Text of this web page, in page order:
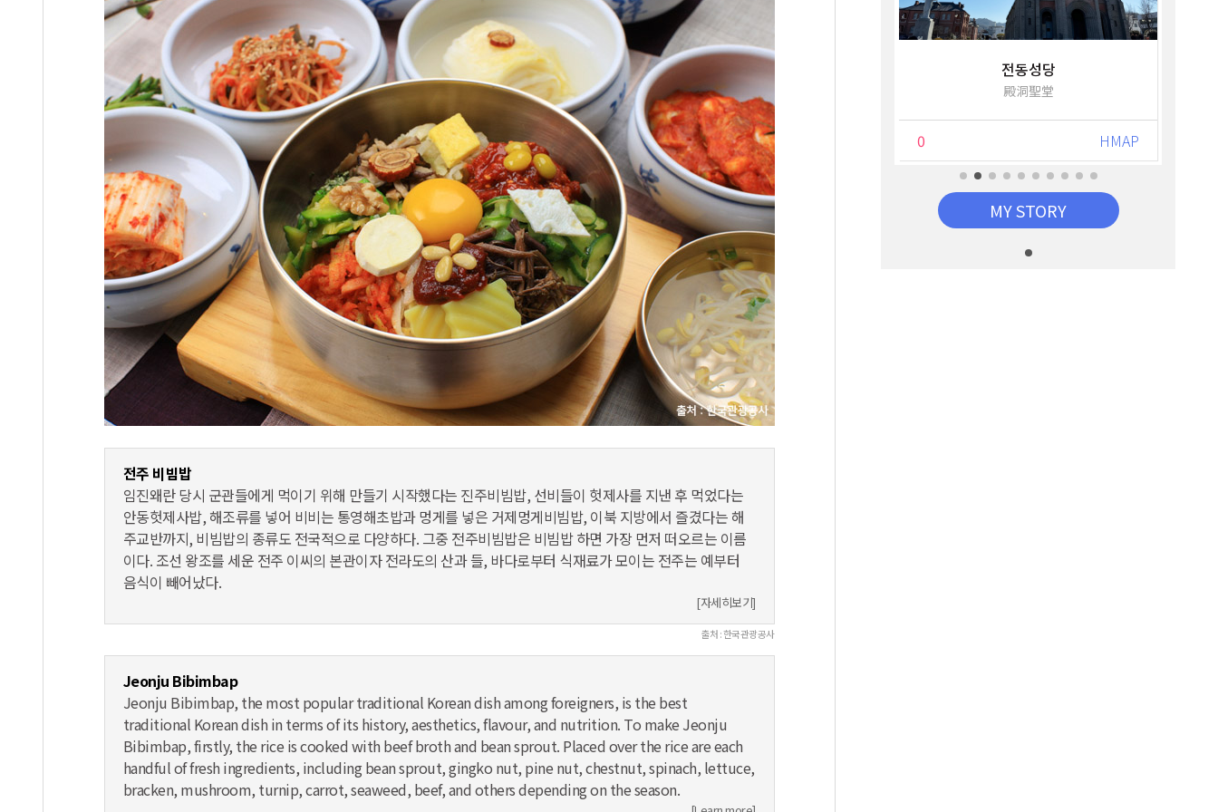
전주 비빔밥
임진왜란 당시 군관들에게 먹이기 위해 만들기 시작했다는 진주비빔밥, 선비들이 헛제사를 지낸 후 먹었다는
안동헛제사밥, 해조류를 넣어 비비는 통영해초밥과 멍게를 넣은 거제멍게비빔밥, 이북 지방에서 즐겼다는 해
주교반까지, 비빔밥의 종류도 전국적으로 다양하다. 그중 전주비빔밥은 비빔밥 하면 가장 먼저 떠오르는 이름
이다. 조선 왕조를 세운 전주 이씨의 본관이자 전라도의 산과 들, 바다로부터 식재료가 모이는 전주는 예부터
음식이 빼어났다.
[자세히보기]
출처 : 한국관광공사
Jeonju Bibimbap
Jeonju Bibimbap, the most popular traditional Korean dish among foreigners, is the best
traditional Korean dish in terms of its history, aesthetics, flavour, and nutrition. To make Jeonju
Bibimbap, firstly, the rice is cooked with beef broth and bean sprout. Placed over the rice are each
handful of fresh ingredients, including bean sprout, gingko nut, pine nut, chestnut, spinach, lettuce,
bracken, mushroom, turnip, carrot, seaweed, beef, and others depending on the season.
전북 현대 모터스
Jeonbuk Hyundai Motors FC
0
전동성당
殿洞聖堂
0 HMAP
MY STORY